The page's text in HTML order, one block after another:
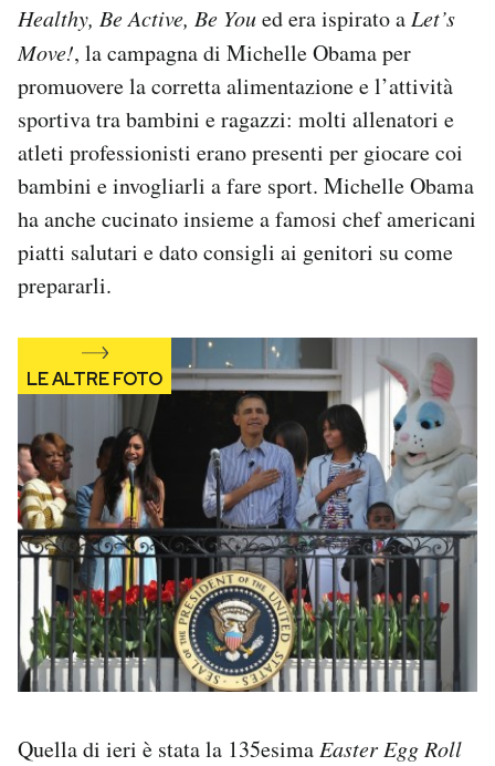
Esci
Healthy, Be Active, Be Youed era ispirato a Let’s
Move!, la campagna di Michelle Obama per
promuovere la corretta alimentazione e l’attività
sportiva tra bambini e ragazzi: molti allenatori e
atleti professionisti erano presenti per giocare coi
bambini e invogliarli a fare sport. Michelle Obama
ha anche cucinato insieme a famosi chef americani
piatti salutari e dato consigli ai genitori su come
prepararli.
Quella di ieri è stata la 135esimaEaster Egg Roll